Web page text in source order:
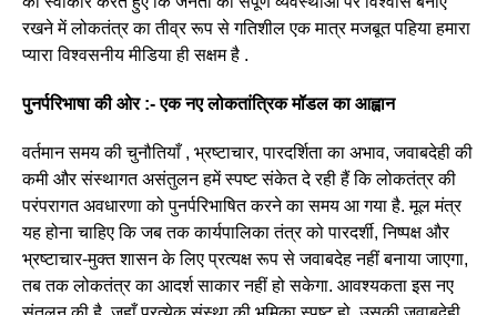
रखने में लोकतंत्र का तीव्र रूप से गतिशील एक मात्र मजबूत पहिया हमारा
प्यारा विश्वसनीय मीडिया ही सक्षम है .
पुनर्परिभाषा की ओर :- एक नए लोकतांत्रिक मॉडल का आह्वान
वर्तमान समय की चुनौतियाँ , भ्रष्टाचार, पारदर्शिता का अभाव, जवाबदेही की
कमी और संस्थागत असंतुलन हमें स्पष्ट संकेत दे रही हैं कि लोकतंत्र की
परंपरागत अवधारणा को पुनर्परिभाषित करने का समय आ गया है. मूल मंत्र
यह होना चाहिए कि जब तक कार्यपालिका तंत्र को पारदर्शी, निष्पक्ष और
भ्रष्टाचार-मुक्त शासन के लिए प्रत्यक्ष रूप से जवाबदेह नहीं बनाया जाएगा,
तब तक लोकतंत्र का आदर्श साकार नहीं हो सकेगा. आवश्यकता इस नए